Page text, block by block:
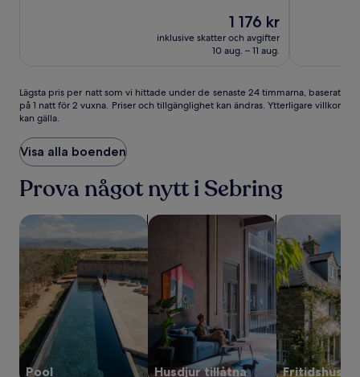
Priset
är
1 176 kr
1 176 kr
inklusive skatter och avgifter
10 aug. – 11 aug.
Lägsta
pris
per
natt
som
vi
hittade
under
senaste
24 timmarna,
baserat
på
1 natt
för
2 vuxna.
Priser
och
tillgänglighet
kan
Lägsta pris per natt som vi hittade under de senaste 24 timmarna, baserat
på 1 natt för 2 vuxna. Priser och tillgänglighet kan ändras. Ytterligare villkor
kan gälla.
Visa alla boenden
Prova något nytt i Sebring
Pool
sök efter boenden med pool
Husdjur tillåtna
sök efter boenden där husdjur är
Fritidshus
sök efter